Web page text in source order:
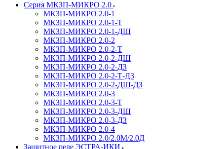
Серия МКЗП-МИКРО 2.0
МКЗП-МИКРО 2.0-1
МКЗП-МИКРО 2.0-1-Т
МКЗП-МИКРО 2.0-1-ДШ
МКЗП-МИКРО 2.0-2
МКЗП-МИКРО 2.0-2-Т
МКЗП-МИКРО 2.0-2-ДШ
МКЗП-МИКРО 2.0-2-ДЗ
МКЗП-МИКРО 2.0-2-Т-ДЗ
МКЗП-МИКРО 2.0-2-ДШ-ДЗ
МКЗП-МИКРО 2.0-3
МКЗП-МИКРО 2.0-3-Т
МКЗП-МИКРО 2.0-3-ДШ
МКЗП-МИКРО 2.0-3-ДЗ
МКЗП-МИКРО 2.0-4
МКЗП-МИКРО 2.0/2.0М/2.0Д
Защитное реле ЭСТРА-ИКИ